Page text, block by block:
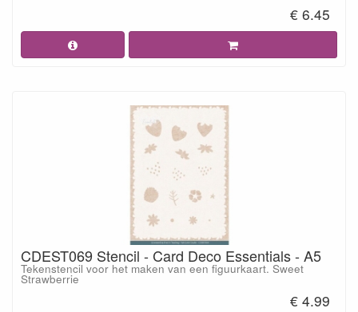
€ 6.45
CDEST069 Stencil - Card Deco Essentials - A5
Tekenstencil voor het maken van een figuurkaart. Sweet
Strawberrie
€ 4.99